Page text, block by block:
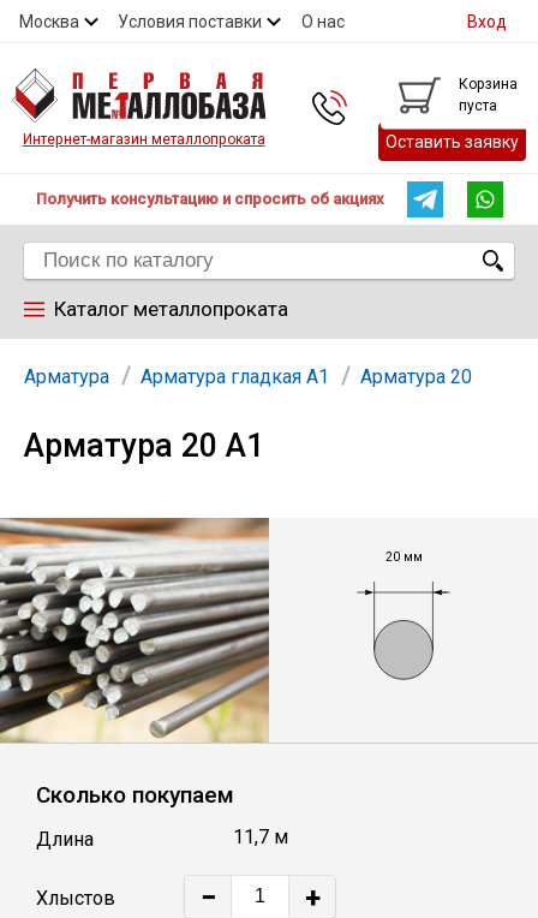
Москва Условия поставки О нас
Контакты
Вход
Интернет-магазин металлопроката
Корзина
пуста
Оставить заявку
Получить консультацию и спросить об акциях
Каталог металлопроката
Арматура
Труба
Лист
Уголок
Балка
Полоса
Квадрат стальной
Арматура Арматура гладкая А1 Арматура 20
Арматура 20 А1
20 мм
Сколько покупаем
Длина 11,7 м
Хлыстов − +